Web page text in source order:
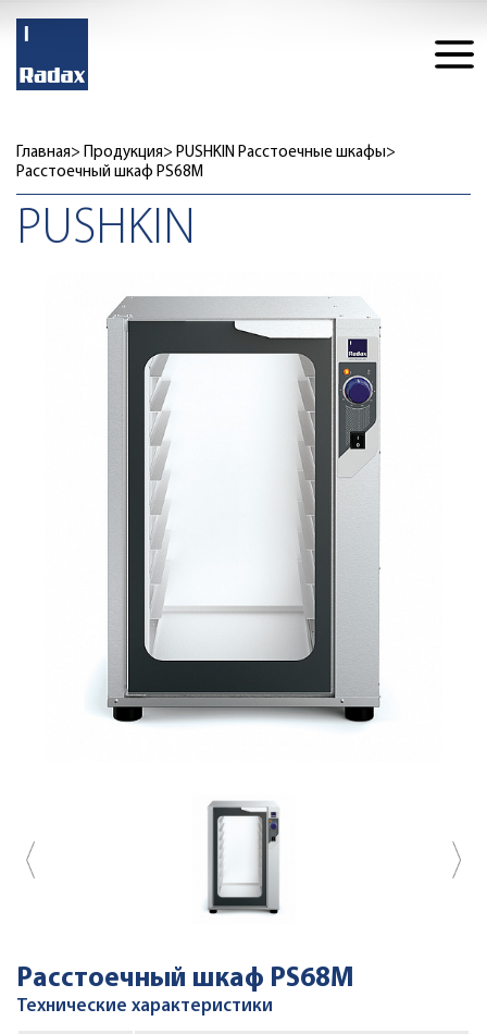
Главная Продукция
PUSHKIN Расстоечные шкафы
Расстоечный шкаф PS68M
PUSHKIN
Расстоечный шкаф PS68M
Технические характеристики